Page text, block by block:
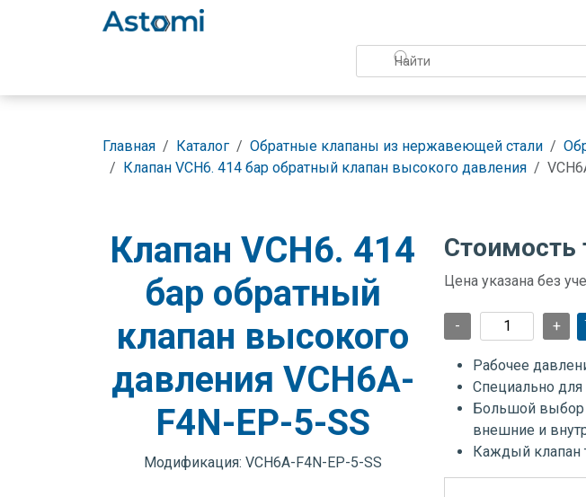
Главная Каталог Обратные клапаны из нержавеющей стали
Клапан VCH6. 414 бар обратный клапан высокого давления
Клапан VCH6. 414
бар обратный
клапан высокого
давления VCH6A-
F4N-EP-5-SS
Модификация: VCH6A-F4N-EP-5-SS
Стоимость
Цена указана без
- +
Рабочее
Специально для
Большой выбор
внешние и
Каждый клапан